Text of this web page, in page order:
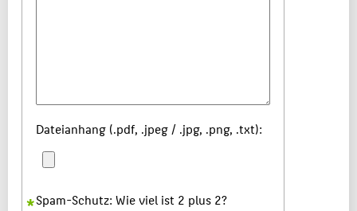
Dateianhang (.pdf, .jpeg / .jpg, .png, .txt):
Spam-Schutz: Wie viel ist 2 plus 2?